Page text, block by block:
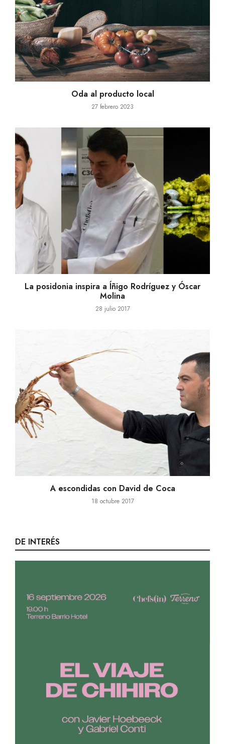
Oda al producto local
27 febrero 2023
La posidonia inspira a Íñigo Rodríguez y Óscar
Molina
28 julio 2017
A escondidas con David de Coca
18 octubre 2017
DE INTERÉS